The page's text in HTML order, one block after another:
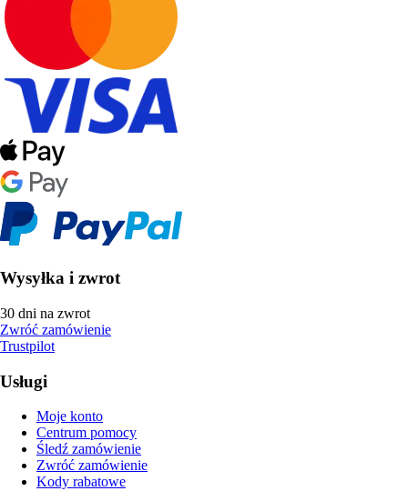
Wysyłka i zwrot
30 dni na zwrot
Zwróć zamówienie
Trustpilot
Usługi
Moje konto
Centrum pomocy
Śledź zamówienie
Zwróć zamówienie
Kody rabatowe